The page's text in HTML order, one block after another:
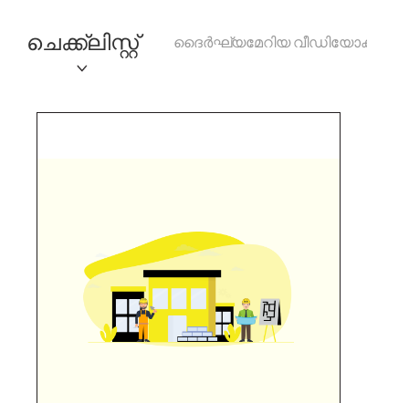
ചെക്ക്‌ലിസ്റ്റ് ദൈർഘ്യമേറിയ വീഡിയോകൾ